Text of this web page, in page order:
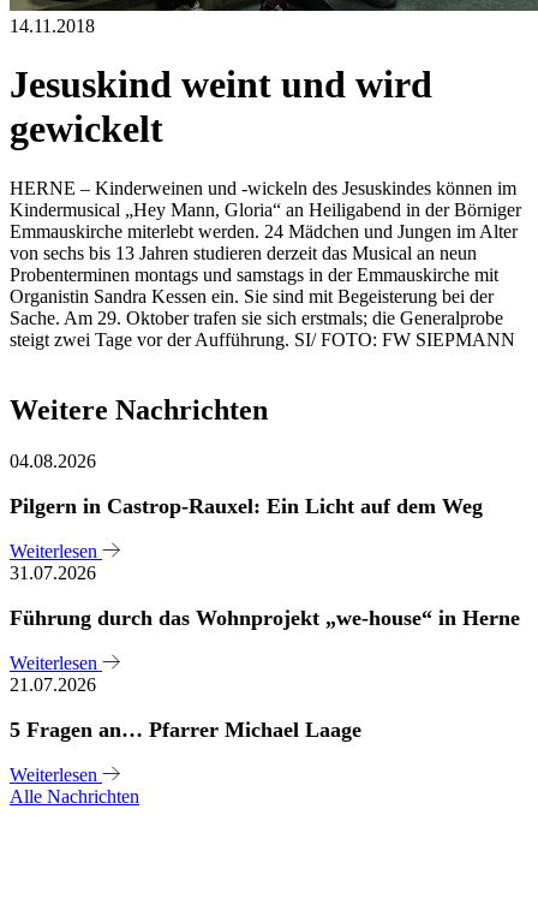
14.11.2018
Jesuskind weint und wird
gewickelt
HERNE – Kinderweinen und -wickeln des Jesuskindes können im
Kindermusical „Hey Mann, Gloria“ an Heiligabend in der Börniger
Emmauskirche miterlebt werden. 24 Mädchen und Jungen im Alter
von sechs bis 13 Jahren studieren derzeit das Musical an neun
Probenterminen montags und samstags in der Emmauskirche mit
Organistin Sandra Kessen ein. Sie sind mit Begeisterung bei der
Sache. Am 29. Oktober trafen sie sich erstmals; die Generalprobe
steigt zwei Tage vor der Aufführung. SI/ FOTO: FW SIEPMANN
Weitere Nachrichten
04.08.2026
Pilgern in Castrop-Rauxel: Ein Licht auf dem Weg
Weiterlesen
31.07.2026
Führung durch das Wohnprojekt „we-house“ in Herne
Weiterlesen
21.07.2026
5 Fragen an… Pfarrer Michael Laage
Weiterlesen
Alle Nachrichten